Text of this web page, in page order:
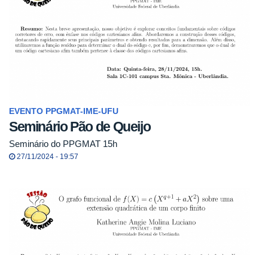
EVENTO PPGMAT-IME-UFU
Seminário Pão de Queijo
Seminário do PPGMAT 15h
27/11/2024 - 19:57